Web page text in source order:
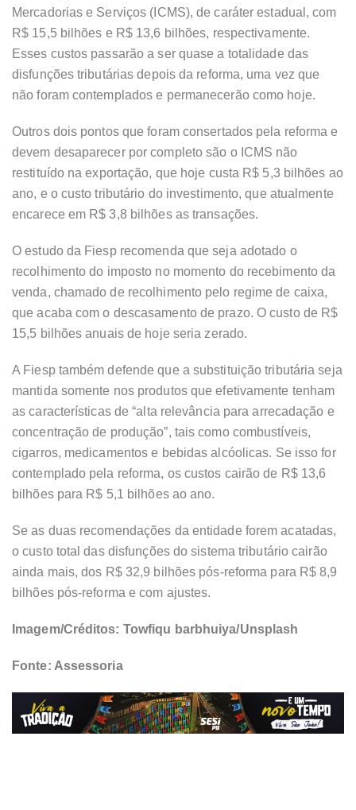
Mercadorias e Serviços (ICMS), de caráter estadual, com
R$ 15,5 bilhões e R$ 13,6 bilhões, respectivamente.
Esses custos passarão a ser quase a totalidade das
disfunções tributárias depois da reforma, uma vez que
não foram contemplados e permanecerão como hoje.
Outros dois pontos que foram consertados pela reforma e
devem desaparecer por completo são o ICMS não
restituído na exportação, que hoje custa R$ 5,3 bilhões ao
ano, e o custo tributário do investimento, que atualmente
encarece em R$ 3,8 bilhões as transações.
O estudo da Fiesp recomenda que seja adotado o
recolhimento do imposto no momento do recebimento da
venda, chamado de recolhimento pelo regime de caixa,
que acaba com o descasamento de prazo. O custo de R$
15,5 bilhões anuais de hoje seria zerado.
A Fiesp também defende que a substituição tributária seja
mantida somente nos produtos que efetivamente tenham
as características de “alta relevância para arrecadação e
concentração de produção”, tais como combustíveis,
cigarros, medicamentos e bebidas alcóolicas. Se isso for
contemplado pela reforma, os custos cairão de R$ 13,6
bilhões para R$ 5,1 bilhões ao ano.
Se as duas recomendações da entidade forem acatadas,
o custo total das disfunções do sistema tributário cairão
ainda mais, dos R$ 32,9 bilhões pós-reforma para R$ 8,9
bilhões pós-reforma e com ajustes.
Imagem/Créditos: Towfiqu barbhuiya/Unsplash
Fonte: Assessoria